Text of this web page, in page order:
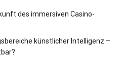
des immersiven Casino-
künstlicher Intelligenz –